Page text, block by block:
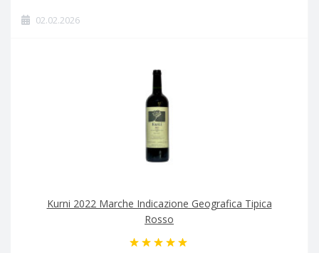
02.02.2026
Kurni 2022 Marche Indicazione Geografica Tipica
Rosso